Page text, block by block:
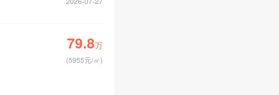
79.8万
(5955元/㎡)